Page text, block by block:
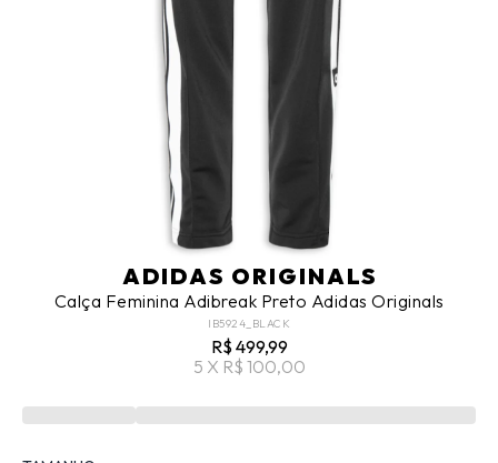
ADIDAS ORIGINALS
Calça Feminina Adibreak Preto Adidas Originals
IB5924_BLACK
R$ 499,99
5 X R$ 100,00